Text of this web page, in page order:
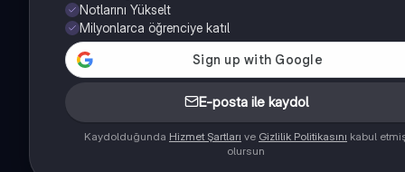
Notlarını Yükselt
Milyonlarca öğrenciye katıl
E-posta ile kaydol
Kaydolduğunda Hizmet Şartları ve Gizlilik Politikasını kabul
olursun